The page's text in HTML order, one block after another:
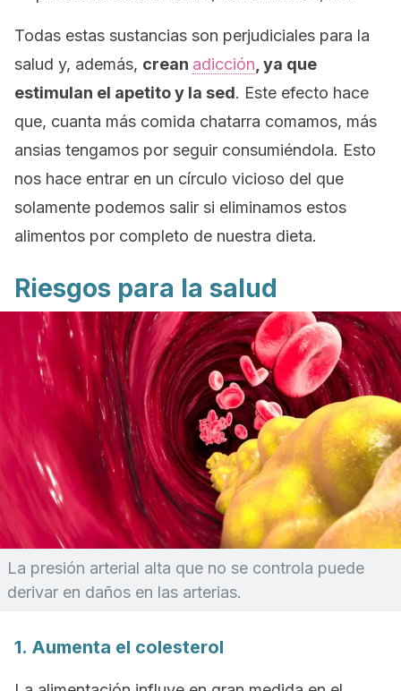
Todas estas sustancias son perjudiciales para la
salud y, además, crean adicción , ya que
estimulan el apetito y la sed. Este efecto hace
que, cuanta más comida chatarra comamos, más
ansias tengamos por seguir consumiéndola. Esto
nos hace entrar en un círculo vicioso del que
solamente podemos salir si eliminamos estos
alimentos por completo de nuestra dieta.
Riesgos para la salud
La presión arterial alta que no se controla puede
derivar en daños en las arterias.
1. Aumenta el colesterol